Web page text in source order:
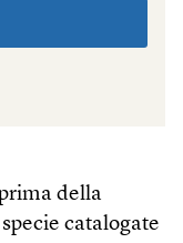
della
catalogate